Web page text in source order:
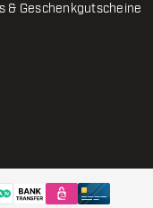
& Geschenkgutscheine